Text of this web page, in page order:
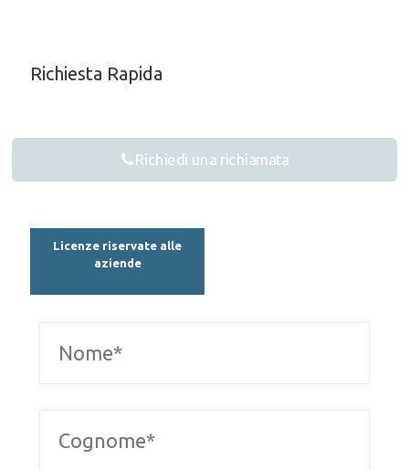
Richiesta Rapida
Richiedi una richiamata
Licenze riservate alle
aziende